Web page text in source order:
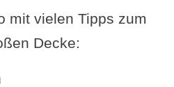
mit vielen Tipps zum
Decke: